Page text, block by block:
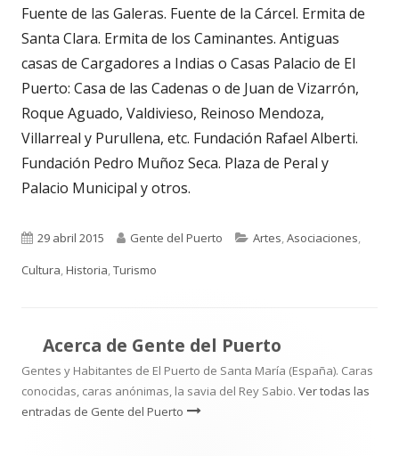
Fuente de las Galeras. Fuente de la Cárcel. Ermita de
Santa Clara. Ermita de los Caminantes. Antiguas
casas de Cargadores a Indias o Casas Palacio de El
Puerto: Casa de las Cadenas o de Juan de Vizarrón,
Roque Aguado, Valdivieso, Reinoso Mendoza,
Villarreal y Purullena, etc. Fundación Rafael Alberti.
Fundación Pedro Muñoz Seca. Plaza de Peral y
Palacio Municipal y otros.
Publicado
el
29 abril 2015 Autor
Gente del Puerto Categorías
Artes,Asociaciones,
Cultura,Historia,Turismo
Acerca de Gente del Puerto
Gentes y Habitantes de El Puerto de Santa María (España). Caras
conocidas, caras anónimas, la savia del Rey Sabio. Ver todas las
entradas de Gente del Puerto